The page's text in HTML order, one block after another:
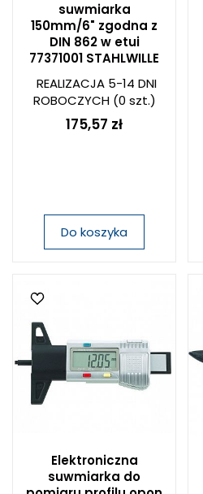
suwmiarka
150mm/6" zgodna z
DIN 862 w etui
77371001 STAHLWILLE
REALIZACJA 5-14 DNI
ROBOCZYCH(0 szt.)
175,57 zł
Do koszyka
Elektroniczna
suwmiarka do